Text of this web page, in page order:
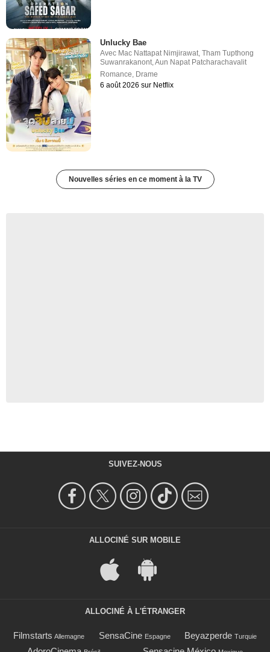
Unlucky Bae
Avec Mac Nattapat Nimjirawat ,Tham Tupthong
Suwanrakanont ,Aun Napat Patcharachavalit
Romance Drame
6 août 2026 sur Netflix
Nouvelles séries en ce moment à la TV
SUIVEZ-NOUS
ALLOCINÉ SUR MOBILE
ALLOCINÉ À L'ÉTRANGER
Filmstarts Allemagne SensaCine Espagne Beyazperde Turquie